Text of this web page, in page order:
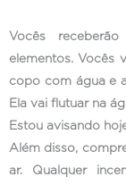
Vocês
elementos. Vocês
copo com água e
Ela vai flutuar na
Estou avisando
Além disso,
ar. Qualquer